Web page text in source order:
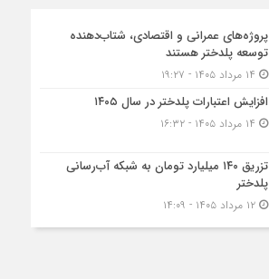
پروژه‌های عمرانی و اقتصادی، شتاب‌دهنده
توسعه پلدختر هستند
افزایش اعتبارات پلدختر در سال ۱۴۰۵
تزریق ۱۴۰ میلیارد تومان به شبکه آب‌رسانی
پلدختر
۱۲ مرداد ۱۴۰۵ - ۱۴:۰۹